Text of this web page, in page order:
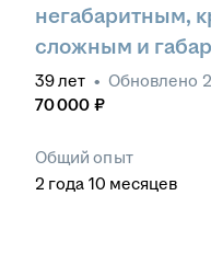
негабаритным,
сложным и
39лет • Обновлено
70 000 ₽
Общий опыт
2 года 10 месяцев